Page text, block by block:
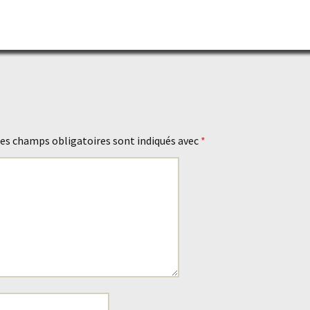
champs obligatoires sont indiqués avec *